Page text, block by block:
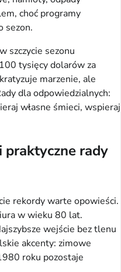
choć programy
sezon.
szczycie sezonu
tysięcy dolarów za
marzenie, ale
dla odpowiedzialnych:
własne śmieci, wspieraj
praktyczne rady
rekordy warte opowieści.
w wieku 80 lat.
wejście bez tlenu
akcenty: zimowe
roku pozostaje